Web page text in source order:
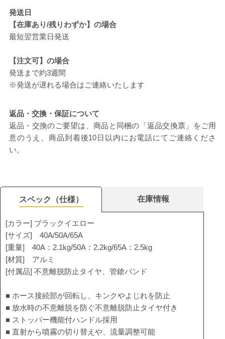
発送日
【在庫あり/残りわずか】の場合
最短翌営業日発送
【注文可】の場合
発送まで約3週間
※発送が遅れる場合はご連絡いたします
返品・交換・保証について
返品・交換のご要望は、商品と同梱の「返品交換票」をご用
意のうえ、商品到着後10日以内にお電話にてご連絡くださ
い。
スペック（仕様） 在庫情報
[カラー] ブラックイエロー
[サイズ] 40A/50A/65A
[重量] 40A：2.1kg/50A：2.2kg/65A：2.5kg
[材質] アルミ
[付属品] 不意離脱防止タイヤ、管鎗バンド
■ ホース接続部が回転し、キンクやよじれを防止
■ 放水時の不意離脱を防ぐ不意離脱防止タイヤ付き
■ ストッパー機能付ハンドル採用
■ 直射から噴霧の切り替えや、流量調整可能